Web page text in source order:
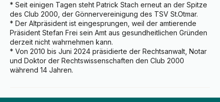
* Seit einigen Tagen steht Patrick Stach erneut an der Spitze
des Club 2000, der Gönnervereinigung des TSV St.Otmar.
* Der Altpräsident ist eingesprungen, weil der amtierende
Präsident Stefan Frei sein Amt aus gesundheitlichen Gründen
derzeit nicht wahrnehmen kann.
* Von 2010 bis Juni 2024 präsidierte der Rechtsanwalt, Notar
und Doktor der Rechtswissenschaften den Club 2000
während 14 Jahren.